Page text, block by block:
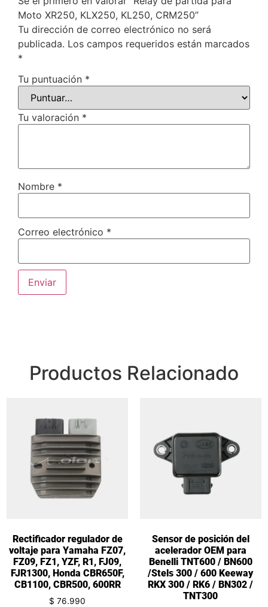
Moto XR250, KLX250, KL250, CRM250”
Tu dirección de correo electrónico no será
publicada. Los campos requeridos están marcados
*
Tu puntuación *
Tu valoración *
Nombre *
Correo electrónico *
Productos Relacionado
Rectificador regulador de
voltaje para Yamaha FZ07,
FZ09, FZ1, YZF, R1, FJ09,
FJR1300, Honda CBR650F,
CB1100, CBR500, 600RR
$ 76.990
Sensor de posición del
acelerador OEM para
Benelli TNT600 / BN600
/Stels 300 / 600 Keeway
RKX 300 / RK6 / BN302 /
TNT300